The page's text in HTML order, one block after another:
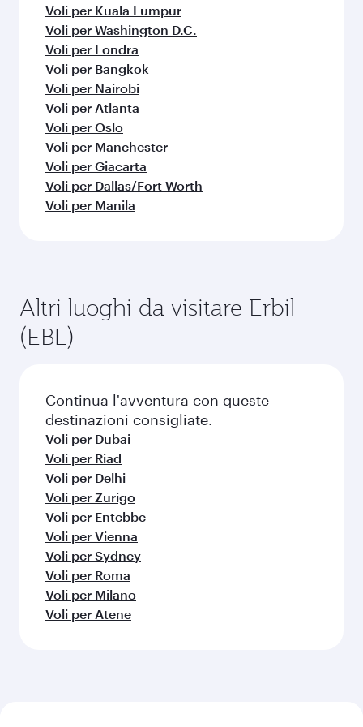
Voli per Kuala Lumpur
Voli per Washington D.C.
Voli per Londra
Voli per Bangkok
Voli per Nairobi
Voli per Atlanta
Voli per Oslo
Voli per Manchester
Voli per Giacarta
Voli per Dallas/Fort Worth
Voli per Manila
Altri luoghi da visitare Erbil
(EBL)
Continua l'avventura con queste
destinazioni consigliate.
Voli per Dubai
Voli per Riad
Voli per Delhi
Voli per Zurigo
Voli per Entebbe
Voli per Vienna
Voli per Sydney
Voli per Roma
Voli per Milano
Voli per Atene